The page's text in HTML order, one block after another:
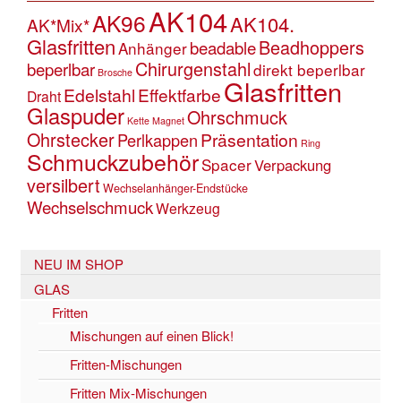
AK*Mix*AK96AK104AK104.
GlasfrittenAnhängerbeadableBeadhoppers
beperlbar Brosche Chirurgenstahldirekt beperlbar
DrahtEdelstahlEffektfarbeGlasfritten
Glaspuder Kette Magnet Ohrschmuck
OhrsteckerPerlkappenPräsentation Ring
SchmuckzubehörSpacerVerpackung
versilbert Wechselanhänger-Endstücke
WechselschmuckWerkzeug
NEU IM SHOP
GLAS
Fritten
Mischungen auf einen Blick!
Fritten-Mischungen
Fritten Mix-Mischungen